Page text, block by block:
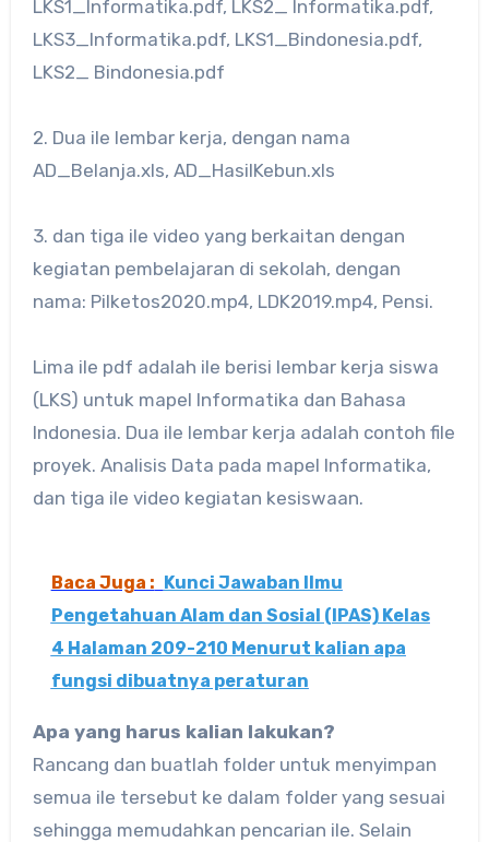
LKS1_Informatika.pdf, LKS2_ Informatika.pdf,
LKS3_Informatika.pdf, LKS1_Bindonesia.pdf,
LKS2_ Bindonesia.pdf
2. Dua ile lembar kerja, dengan nama
AD_Belanja.xls, AD_HasilKebun.xls
3. dan tiga ile video yang berkaitan dengan
kegiatan pembelajaran di sekolah, dengan
nama: Pilketos2020.mp4, LDK2019.mp4, Pensi.
Lima ile pdf adalah ile berisi lembar kerja siswa
(LKS) untuk mapel Informatika dan Bahasa
Indonesia. Dua ile lembar kerja adalah contoh file
proyek. Analisis Data pada mapel Informatika,
dan tiga ile video kegiatan kesiswaan.
Baca Juga : Kunci Jawaban Ilmu
Pengetahuan Alam dan Sosial (IPAS) Kelas
4 Halaman 209-210 Menurut kalian apa
fungsi dibuatnya peraturan
Apa yang harus kalian lakukan?
Rancang dan buatlah folder untuk menyimpan
semua ile tersebut ke dalam folder yang sesuai
sehingga memudahkan pencarian ile. Selain